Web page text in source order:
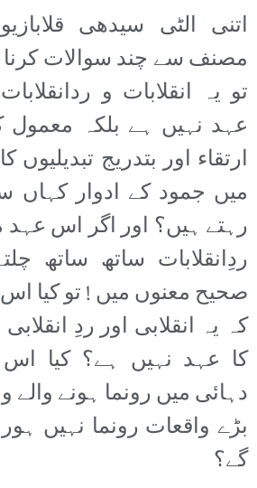
اتنی الٹی سیدھی
مصنف سے چند سوالات کرنا
تو یہ انقلابات و
عہد نہیں ہے بلکہ
ارتقاء اور بتدریج
میں جمود کے ادوار کہاں
رہتے ہیں؟ اور اگر اس عہد
ردِانقلابات ساتھ ساتھ
صحیح معنوں میں ! تو کیا
کہ یہ انقلابی اور ردِ
دہائی میں رونما ہونے والے
بڑے واقعات رونما نہیں
گے؟